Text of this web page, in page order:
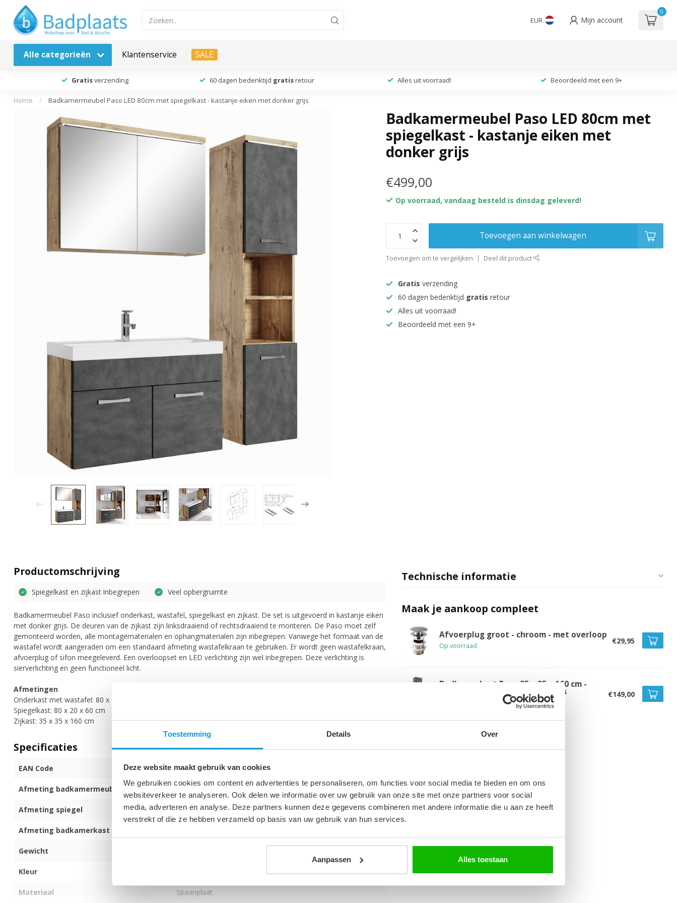
Toestemming Details Over
Deze website maakt gebruik van cookies
We gebruiken cookies om content en advertenties te personaliseren, om functies voor social media te bieden en om ons
websiteverkeer te analyseren. Ook delen we informatie over uw gebruik van onze site met onze partners voor social
media, adverteren en analyse. Deze partners kunnen deze gegevens combineren met andere informatie die u aan ze heeft
verstrekt of die ze hebben verzameld op basis van uw gebruik van hun services.
Aanpassen Alles toestaan
EUR Mijn account
0
Alle categorieën Klantenservice SALE
Gratisverzending 60 dagen bedenktijd gratis retour Alles uit voorraad! Beoordeeld met een 9+
Home / Badkamermeubel Paso LED 80cm met spiegelkast - kastanje eiken met donker grijs
Badkamermeubel Paso LED 80cm met
spiegelkast - kastanje eiken met
donker grijs
€499,00
Op voorraad, vandaag besteld is dinsdag geleverd!
Toevoegen aan winkelwagen
Toevoegen om te vergelijken Deel dit product
Gratis verzending
60 dagen bedenktijd gratis retour
Alles uit voorraad!
Beoordeeld met een 9+
Productomschrijving
Spiegelkast en zijkast inbegrepen Veel opbergruimte
Badkamermeubel Paso inclusief onderkast, wastafel, spiegelkast en zijkast. De set is uitgevoerd in kastanje eiken
met donker grijs. De deuren van de zijkast zijn linksdraaiend of rechtsdraaiend te monteren. De Paso moet zelf
gemonteerd worden, alle montagematerialen en ophangmaterialen zijn inbegrepen. Vanwege het formaat van de
wastafel wordt aangeraden om een standaard afmeting wastafelkraan te gebruiken. Er wordt geen wastafelkraan,
afvoerplug of sifon meegeleverd. Een overloopset en LED verlichting zijn wel inbegrepen. Deze verlichting is
sierverlichting en geen functioneel licht.
Afmetingen
Onderkast met wastafel: 80 x 40 x 55 cm
Spiegelkast: 80 x 20 x 60 cm
Zijkast: 35 x 35 x 160 cm
Specificaties
EAN Code 8720171721154
Afmeting badkamermeubel (b x d x h) 80 x 40 x 55 cm
Afmeting spiegel 80 x 20 x 60 cm
Afmeting badkamerkast
Gewicht
Kleur Kastanje eiken met donker grijs
Materiaal Spaanplaat
Technische informatie
Maak je aankoop compleet
Afvoerplug groot - chroom - met overloop
Op voorraad
€29,95
Badkamerkast Paso 35 x 35 x 160 cm -
kastanje eiken met donker grijs €149,00